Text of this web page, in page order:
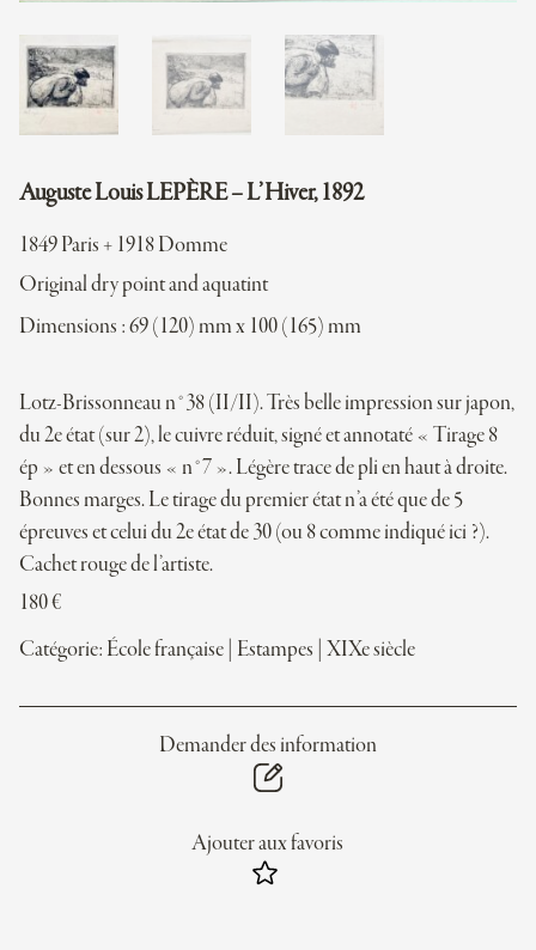
Auguste Louis LEPÈRE – L’Hiver, 1892
1849 Paris + 1918 Domme
Original dry point and aquatint
Dimensions : 69 (120) mm x 100 (165) mm
Lotz-Brissonneau n°38 (II/II). Très belle impression sur japon,
du 2e état (sur 2), le cuivre réduit, signé et annotaté « Tirage 8
ép » et en dessous « n°7 ». Légère trace de pli en haut à droite.
Bonnes marges. Le tirage du premier état n’a été que de 5
épreuves et celui du 2e état de 30 (ou 8 comme indiqué ici ?).
Cachet rouge de l’artiste.
180€
Catégorie: École française Estampes XIXe siècle
Demander des information
Ajouter aux favoris